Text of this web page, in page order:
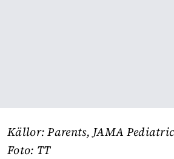
Källor:Parents, JAMA
Foto: TT